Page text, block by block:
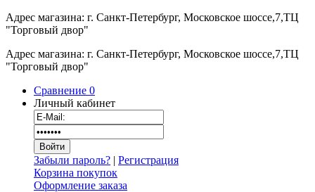
Адрес магазина: г. Санкт-Петербург, Московское шоссе,7,ТЦ
"Торговый двор"
Адрес магазина: г. Санкт-Петербург, Московское шоссе,7,ТЦ
"Торговый двор"
Сравнение 0
Личный кабинет
Забыли пароль? | Регистрация
Корзина покупок
Оформление заказа